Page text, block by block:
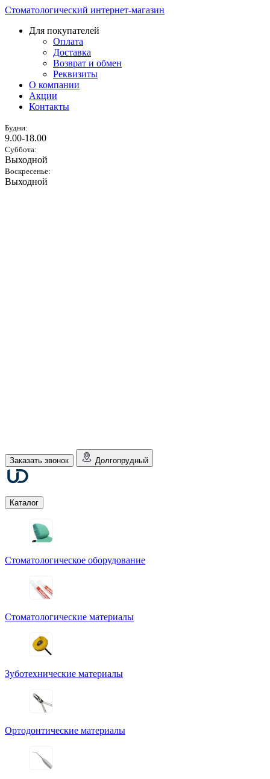
Стоматологический интернет-магазин
Для покупателей
Оплата
Доставка
Возврат и обмен
Реквизиты
О компании
Акции
Контакты
Будни:
9.00-18.00
Суббота:
Выходной
Воскресенье:
Выходной
Заказать звонок Долгопрудный
Каталог
Стоматологическое оборудование
Стоматологические материалы
Зуботехнические материалы
Ортодонтические материалы